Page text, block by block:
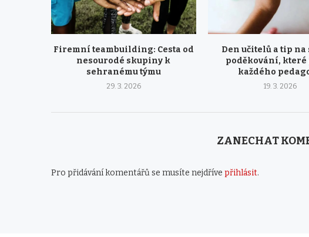
Firemní teambuilding: Cesta od
nesourodé skupiny k
sehranému týmu
29. 3. 2026
Den učitelů a tip na
poděkování, které
každého
19. 3. 2026
ZANECHAT
Pro přidávání komentářů se musíte nejdříve přihlásit.